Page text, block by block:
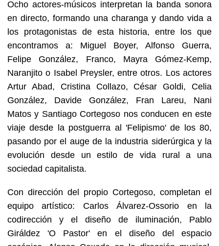
Ocho actores-músicos interpretan la banda sonora
en directo, formando una charanga y dando vida a
los protagonistas de esta historia, entre los que
encontramos a: Miguel Boyer, Alfonso Guerra,
Felipe González, Franco, Mayra Gómez-Kemp,
Naranjito o Isabel Preysler, entre otros. Los actores
Artur Abad, Cristina Collazo, César Goldi, Celia
González, Davide González, Fran Lareu, Nani
Matos y Santiago Cortegoso nos conducen en este
viaje desde la postguerra al 'Felipismo' de los 80,
pasando por el auge de la industria siderúrgica y la
evolución desde un estilo de vida rural a una
sociedad capitalista.
Con dirección del propio Cortegoso, completan el
equipo artístico: Carlos Álvarez-Ossorio en la
codirección y el diseño de iluminación, Pablo
Giráldez 'O Pastor' en el diseño del espacio